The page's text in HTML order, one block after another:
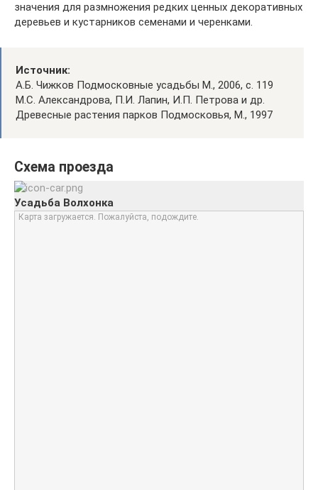
значения для размножения редких ценных декоративных
деревьев и кустарников семенами и черенками.
Источник:
А.Б. Чижков Подмосковные усадьбы М., 2006, с. 119
М.С. Александрова, П.И. Лапин, И.П. Петрова и др.
Древесные растения парков Подмосковья, М., 1997
Схема проезда
Усадьба Волхонка
Карта загружается. Пожалуйста, подождите.